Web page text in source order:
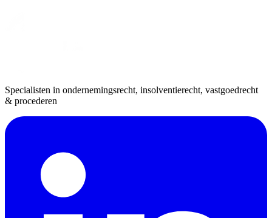
Specialisten in ondernemingsrecht, insolventierecht, vastgoedrecht
& procederen